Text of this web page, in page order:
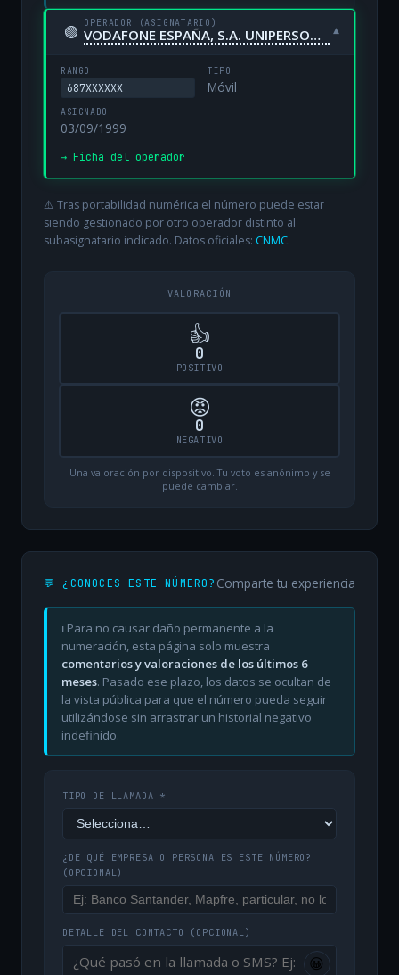
🟢 OPERADOR (ASIGNATARIO)
VODAFONE ESPAÑA, S.A. UNIPERSONAL ▾
RANGO
687XXXXXX
TIPO
Móvil
ASIGNADO
03/09/1999
→ Ficha del operador
⚠️ Tras portabilidad numérica el número puede estar
siendo gestionado por otro operador distinto al
subasignatario indicado. Datos oficiales: CNMC.
VALORACIÓN
👍
0
POSITIVO
😡
0
NEGATIVO
Una valoración por dispositivo. Tu voto es anónimo y se
puede cambiar.
💬 ¿CONOCES ESTE NÚMERO? Comparte tu experiencia
ℹ️ Para no causar daño permanente a la
numeración, esta página solo muestra
comentarios y valoraciones de los últimos 6
meses. Pasado ese plazo, los datos se ocultan de
la vista pública para que el número pueda seguir
utilizándose sin arrastrar un historial negativo
indefinido.
TIPO DE LLAMADA *
¿DE QUÉ EMPRESA O PERSONA ES ESTE NÚMERO?
(OPCIONAL)
DETALLE DEL CONTACTO (OPCIONAL)
😀